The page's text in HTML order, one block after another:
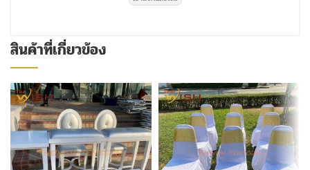
สินค้าที่เกี่ยวข้อง